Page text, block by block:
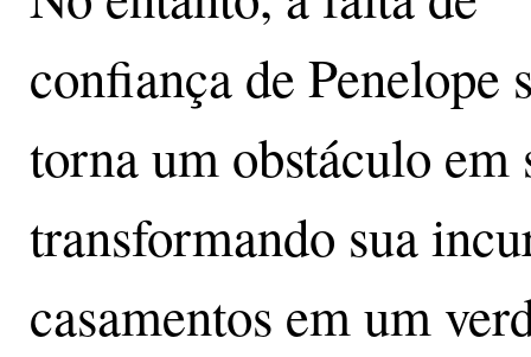
confiança de Penelope
torna um obstáculo em
transformando sua
casamentos em um